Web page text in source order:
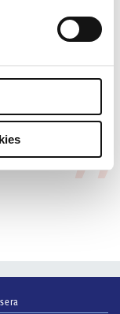
krav på evidens
något alls
behövs inte